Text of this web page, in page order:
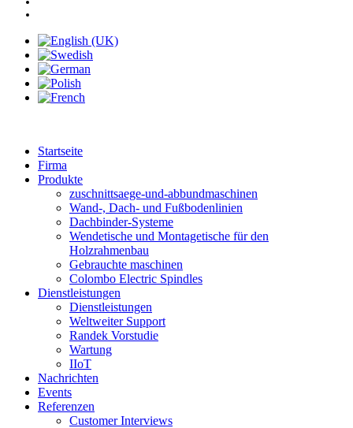
Startseite
Firma
Produkte
zuschnittsaege-und-abbundmaschinen
Wand-, Dach- und Fußbodenlinien
Dachbinder-Systeme
Wendetische und Montagetische für den
Holzrahmenbau
Gebrauchte maschinen
Colombo Electric Spindles
Dienstleistungen
Dienstleistungen
Weltweiter Support
Randek Vorstudie
Wartung
IIoT
Nachrichten
Events
Referenzen
Customer Interviews